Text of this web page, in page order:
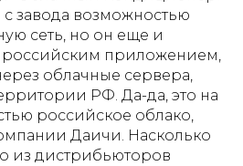
завода возможностью
сеть, но он еще и
российским приложением,
облачные сервера,
РФ. Да-да, это на
российское облако,
Даичи. Насколько
из дистрибьюторов